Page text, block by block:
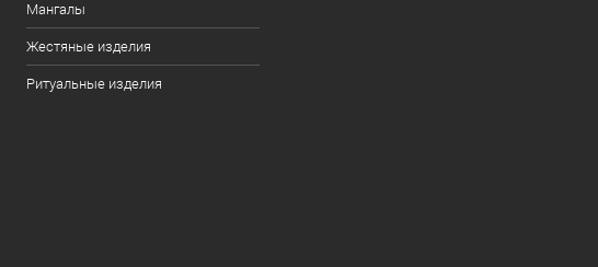
Мангалы
Жестяные изделия
Ритуальные изделия